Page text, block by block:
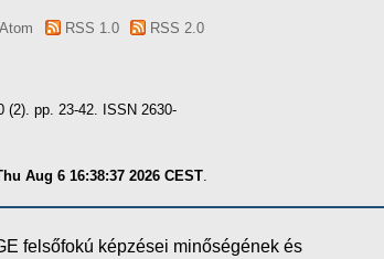
Atom RSS 1.0 RSS 2.0
pp. 23-42. ISSN 2630-
Aug 6 16:38:37 2026 CEST
felsőfokú képzései minőségének és